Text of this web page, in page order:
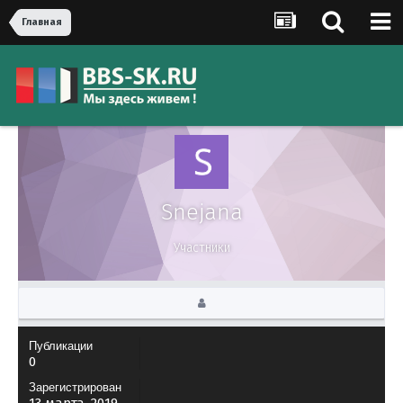
Главная
Snejana
Участники
Публикации
0
Зарегистрирован